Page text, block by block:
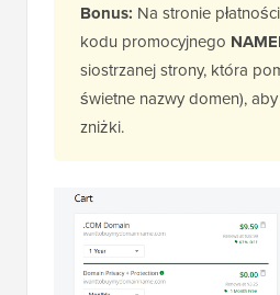
Bonus: Na stronie
kodu promocyjnego
siostrzanej strony, która
świetne nazwy domen),
zniżki.